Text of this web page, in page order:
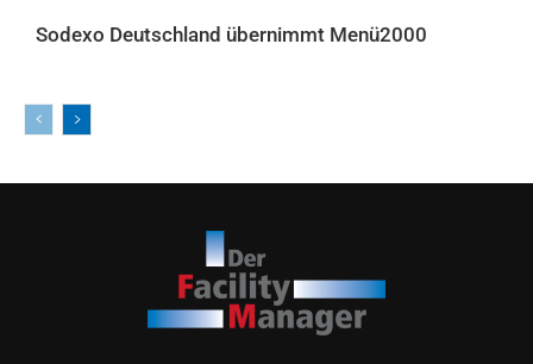
Sodexo Deutschland übernimmt Menü2000